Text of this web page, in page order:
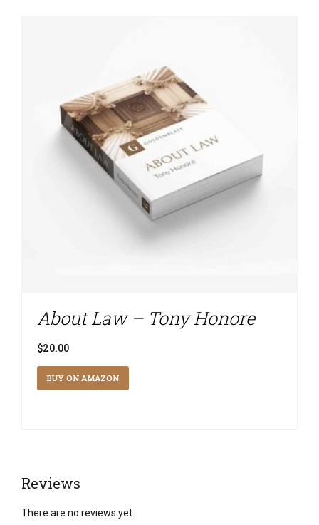
About Law – Tony Honore
$20.00
BUY ON AMAZON
Reviews
There are no reviews yet.